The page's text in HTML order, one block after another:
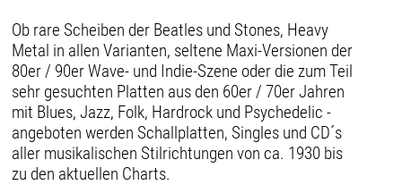
Ob rare Scheiben der Beatles und Stones, Heavy
Metal in allen Varianten, seltene Maxi-Versionen der
80er / 90er Wave- und Indie-Szene oder die zum Teil
sehr gesuchten Platten aus den 60er / 70er Jahren
mit Blues, Jazz, Folk, Hardrock und Psychedelic -
angeboten werden Schallplatten, Singles und CD´s
aller musikalischen Stilrichtungen von ca. 1930 bis
zu den aktuellen Charts.